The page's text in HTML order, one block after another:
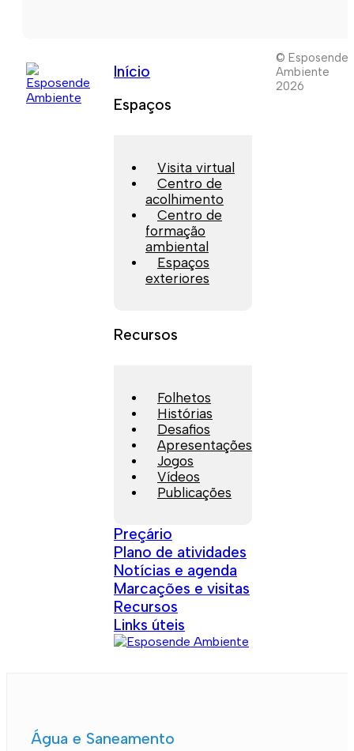
Início
Espaços
Visita virtual
Centro de
acolhimento
Centro de
formação
ambiental
Espaços
exteriores
Recursos
Folhetos
Histórias
Desafios
Apresentações
Jogos
Vídeos
Publicações
Preçário
Plano de atividades
Notícias e agenda
Marcações e visitas
Recursos
Links úteis
© Esposende
Ambiente
2026
Água e Saneamento